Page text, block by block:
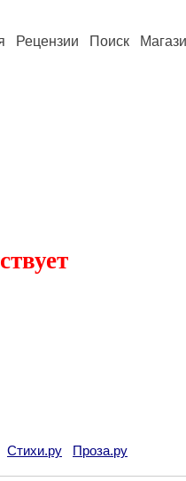
Рецензии Поиск
Стихи.ру Проза.ру